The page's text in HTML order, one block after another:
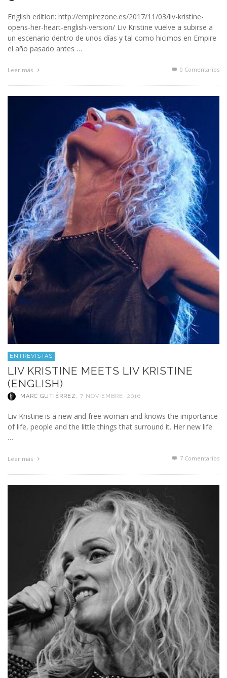
English edition: http://empirezone.es/2017/11/03/liv-kristine-
opens-her-heart-english-version/ Liv Kristine vuelve a subirse a
un escenario dentro de unos días y tal como hicimos en Empire
el año pasado antes …
Leer más 0 Comentarios
ENTREVISTAS
LIV KRISTINE MEETS LIV KRISTINE
(ENGLISH)
MARC GUTIÉRREZ , 7 NOVIEMBRE, 2016
Liv Kristine is a new and free woman and knows the importance
of life, people and the little things that surround it. Her new life
…
Leer más 7 Comentarios